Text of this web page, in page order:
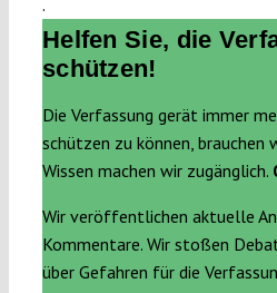
Helfen Sie, die
schützen!
Die Verfassung gerät immer
schützen zu können, brauchen
Wissen machen wir zugänglich.
Wir veröffentlichen aktuelle
Kommentare. Wir stoßen
über Gefahren für die